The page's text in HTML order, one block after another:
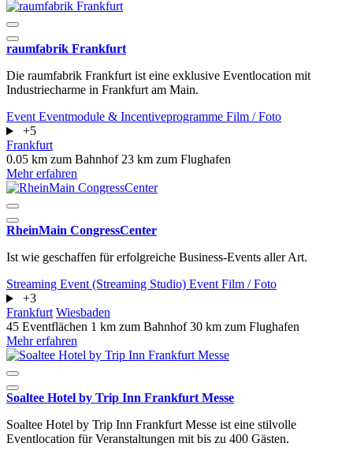
raumfabrik Frankfurt
Die raumfabrik Frankfurt ist eine exklusive Eventlocation mit
Industriecharme in Frankfurt am Main.
Event Eventmodule & Incentiveprogramme Film / Foto
+5
Frankfurt
0.05 km zum Bahnhof 23 km zum Flughafen
Mehr erfahren
RheinMain CongressCenter
Ist wie geschaffen für erfolgreiche Business-Events aller Art.
Streaming Event (Streaming Studio) Event Film / Foto
+3
Frankfurt Wiesbaden
45 Eventflächen 1 km zum Bahnhof30 km zum Flughafen
Mehr erfahren
Soaltee Hotel by Trip Inn Frankfurt Messe
Soaltee Hotel by Trip Inn Frankfurt Messe ist eine stilvolle
Eventlocation für Veranstaltungen mit bis zu 400 Gästen.